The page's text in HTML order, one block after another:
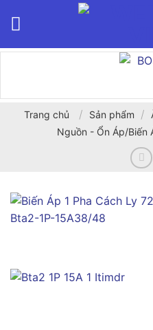
Trang chủ / Sản phẩm /
Nguồn - Ổn Áp/Biến